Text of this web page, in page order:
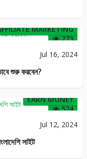
273
MARKETING
Jul 16, 2024
শুরু করবেন?
524
EARN MONEY
Jul 12, 2024
সাইট